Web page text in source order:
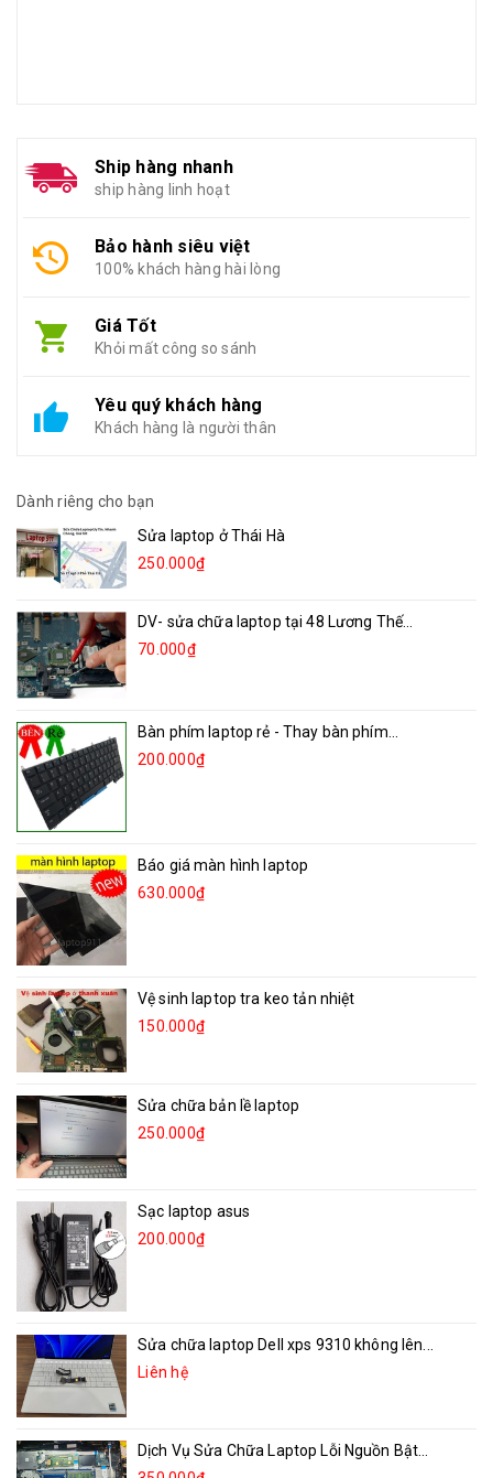
Ship hàng nhanh
ship hàng linh hoạt
Bảo hành siêu việt
100% khách hàng hài lòng
Giá Tốt
Khỏi mất công so sánh
Yêu quý khách hàng
Khách hàng là người thân
Dành riêng cho bạn
Sửa laptop ở Thái Hà
250.000₫
DV- sửa chữa laptop tại 48 Lương Thế...
70.000₫
Bàn phím laptop rẻ - Thay bàn phím...
200.000₫
Báo giá màn hình laptop
630.000₫
Vệ sinh laptop tra keo tản nhiệt
150.000₫
Sửa chữa bản lề laptop
250.000₫
Sạc laptop asus
200.000₫
Sửa chữa laptop Dell xps 9310 không lên...
Liên hệ
Dịch Vụ Sửa Chữa Laptop Lỗi Nguồn Bật...